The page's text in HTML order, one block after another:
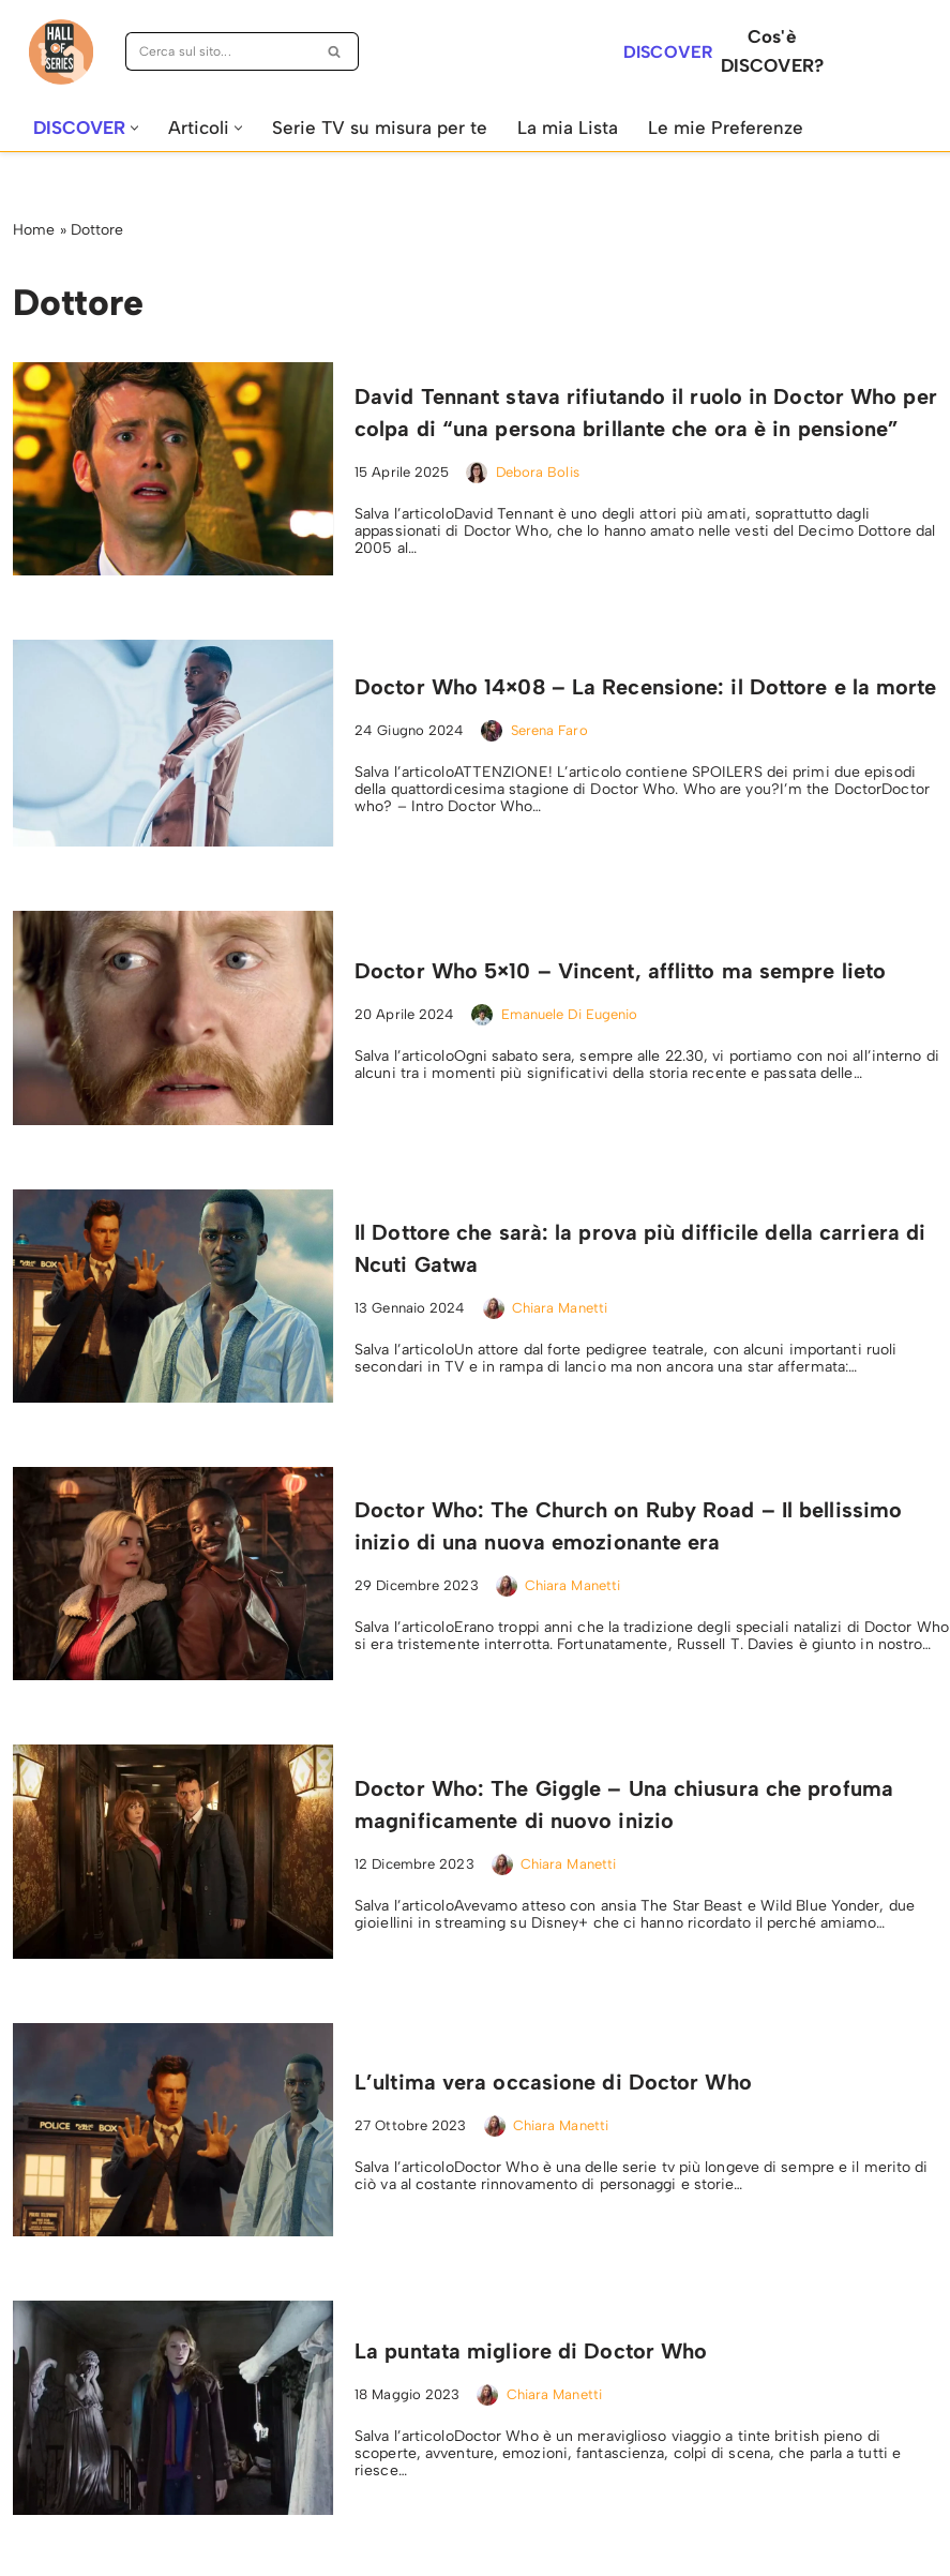
Vai
DISCOVER
Cos'è
DISCOVER?
DISCOVER Articoli Serie TV su misura per te La mia Lista Le mie Preferenze
Home » Dottore
Dottore
David Tennant stava rifiutando il ruolo in Doctor Who per
colpa di “una persona brillante che ora è in pensione”
15 Aprile 2025 Debora Bolis
Salva l’articoloDavid Tennant è uno degli attori più amati, soprattutto dagli
appassionati di Doctor Who, che lo hanno amato nelle vesti del Decimo Dottore dal
2005 al…
Doctor Who 14×08 – La Recensione: il Dottore e la morte
24 Giugno 2024 Serena Faro
Salva l’articoloATTENZIONE! L’articolo contiene SPOILERS dei primi due episodi
della quattordicesima stagione di Doctor Who. Who are you?I’m the DoctorDoctor
who? – Intro Doctor Who…
Doctor Who 5×10 – Vincent, afflitto ma sempre lieto
20 Aprile 2024 Emanuele Di Eugenio
Salva l’articoloOgni sabato sera, sempre alle 22.30, vi portiamo con noi all’interno di
alcuni tra i momenti più significativi della storia recente e passata delle…
Il Dottore che sarà: la prova più difficile della carriera di
Ncuti Gatwa
13 Gennaio 2024 Chiara Manetti
Salva l’articoloUn attore dal forte pedigree teatrale, con alcuni importanti ruoli
secondari in TV e in rampa di lancio ma non ancora una star affermata:…
Doctor Who: The Church on Ruby Road – Il bellissimo
inizio di una nuova emozionante era
29 Dicembre 2023 Chiara Manetti
Salva l’articoloErano troppi anni che la tradizione degli speciali natalizi di Doctor Who
si era tristemente interrotta. Fortunatamente, Russell T. Davies è giunto in nostro…
Doctor Who: The Giggle – Una chiusura che profuma
magnificamente di nuovo inizio
12 Dicembre 2023 Chiara Manetti
Salva l’articoloAvevamo atteso con ansia The Star Beast e Wild Blue Yonder, due
gioiellini in streaming su Disney+ che ci hanno ricordato il perché amiamo…
L’ultima vera occasione di Doctor Who
27 Ottobre 2023 Chiara Manetti
Salva l’articoloDoctor Who è una delle serie tv più longeve di sempre e il merito di
ciò va al costante rinnovamento di personaggi e storie…
La puntata migliore di Doctor Who
18 Maggio 2023 Chiara Manetti
Salva l’articoloDoctor Who è un meraviglioso viaggio a tinte british pieno di
scoperte, avventure, emozioni, fantascienza, colpi di scena, che parla a tutti e
riesce…